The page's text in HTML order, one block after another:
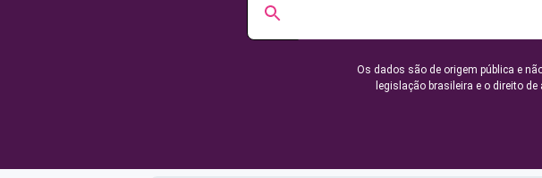
Os dados são de origem pública e
legislação brasileira e o direito